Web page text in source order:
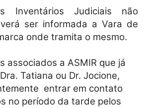
Inventários Judiciais não
ser informada a Vara de
onde tramita o mesmo.
associados a ASMIR que já
Tatiana ou Dr. Jocione,
entrar em contato
no período da tarde pelos